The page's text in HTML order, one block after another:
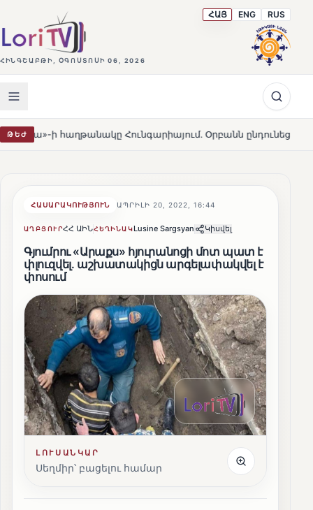
ՀԻՆԳՇԱԲԹԻ, ՕԳՈՍՏՈՍԻ 06, 2026
ՀԱՅ ENG RUS
ԹԵԺ Հունգարիայում․ Օրբանն ընդունեց պարտությունը
ՀԱՍԱՐԱԿՈՒԹՅՈՒՆ ԱՊՐԻԼԻ 20, 2022, 16:44
ԱՂԲՅՈՒՐՀՀ ԱԻՆՀԵՂԻՆԱԿLusine Sargsyan Կիսվել
Գյումրու «Արաքս» հյուրանոցի մոտ պատ է
փլուզվել․ աշխատակիցն արգելափակվել է
փոսում
ԼՈՒՍԱՆԿԱՐ
Սեղմիր՝ բացելու համար